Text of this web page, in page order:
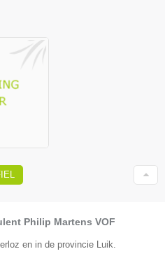
Philip Martens VOF
en in de provincie Luik.